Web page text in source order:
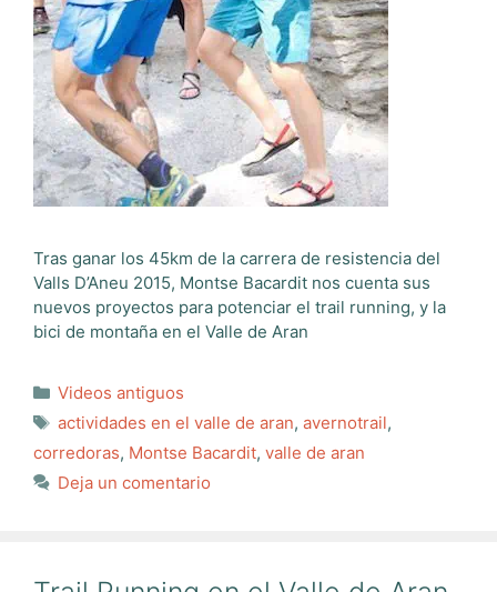
Tras ganar los 45km de la carrera de resistencia del
Valls D’Aneu 2015, Montse Bacardit nos cuenta sus
nuevos proyectos para potenciar el trail running, y la
bici de montaña en el Valle de Aran
Categorías
Videos antiguos
Etiquetas
actividades en el valle de aran, avernotrail,
corredoras, Montse Bacardit, valle de aran
Deja un comentario